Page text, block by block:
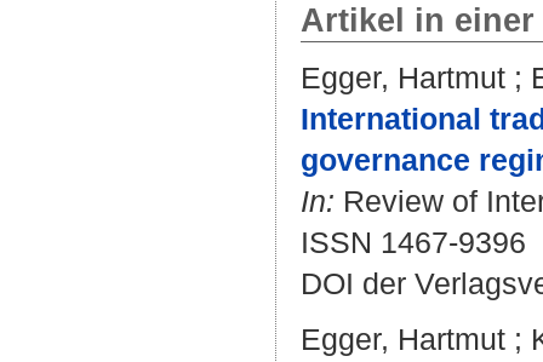
Artikel in
Egger, Hartmut ;
International
governance
In: Review of
ISSN 1467-9396
DOI der
Egger, Hartmut ;